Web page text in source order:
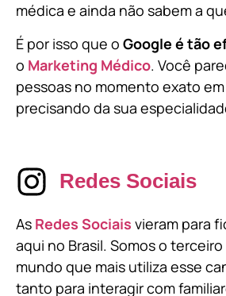
médica e ainda não sabem a
É por isso que o Google é tão
o Marketing Médico. Você
pessoas no momento exato
precisando da sua
Redes Sociais
As Redes Sociais vieram para
aqui no Brasil. Somos o
mundo que mais utiliza esse
tanto para interagir com